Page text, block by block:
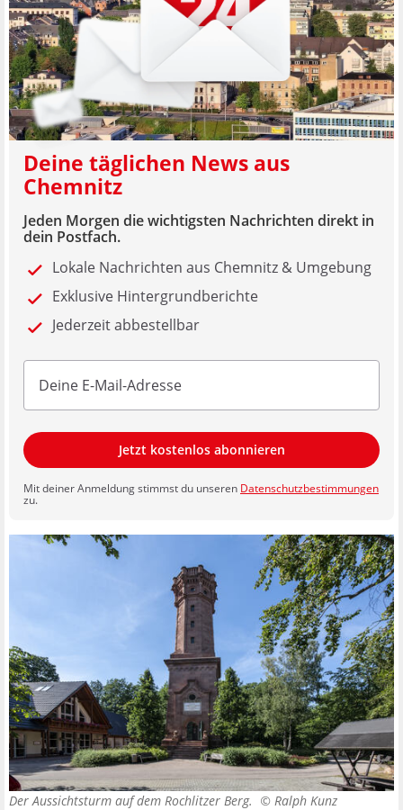
Deine täglichen News aus
Chemnitz
Jeden Morgen die wichtigsten Nachrichten direkt in
dein Postfach.
Lokale Nachrichten aus Chemnitz & Umgebung
Exklusive Hintergrundberichte
Jederzeit abbestellbar
Jetzt kostenlos abonnieren
Mit deiner Anmeldung stimmst du unseren Datenschutzbestimmungen
zu.
Der Aussichtsturm auf dem Rochlitzer Berg. © Ralph Kunz